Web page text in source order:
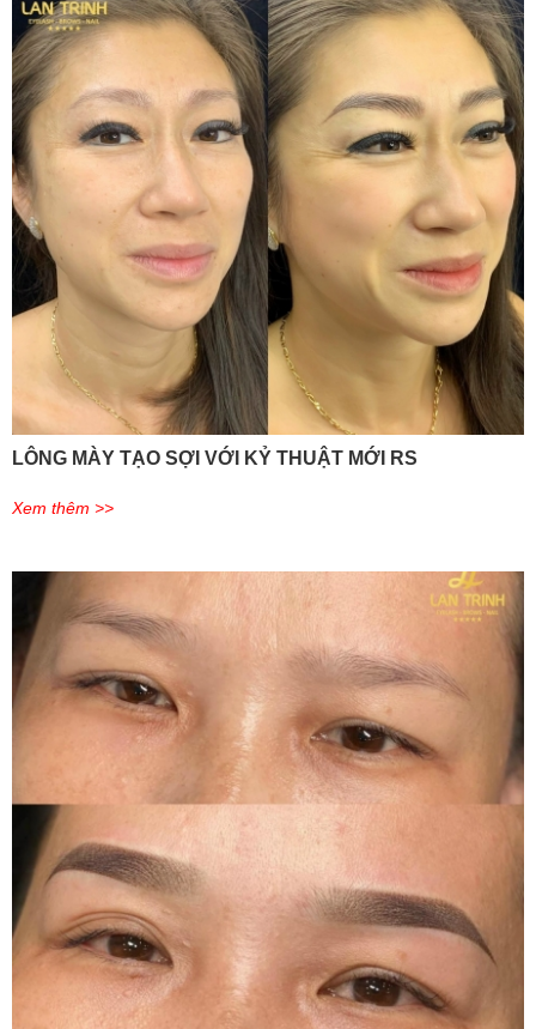
LÔNG MÀY TẠO SỢI VỚI KỶ THUẬT MỚI RS
Xem thêm >>